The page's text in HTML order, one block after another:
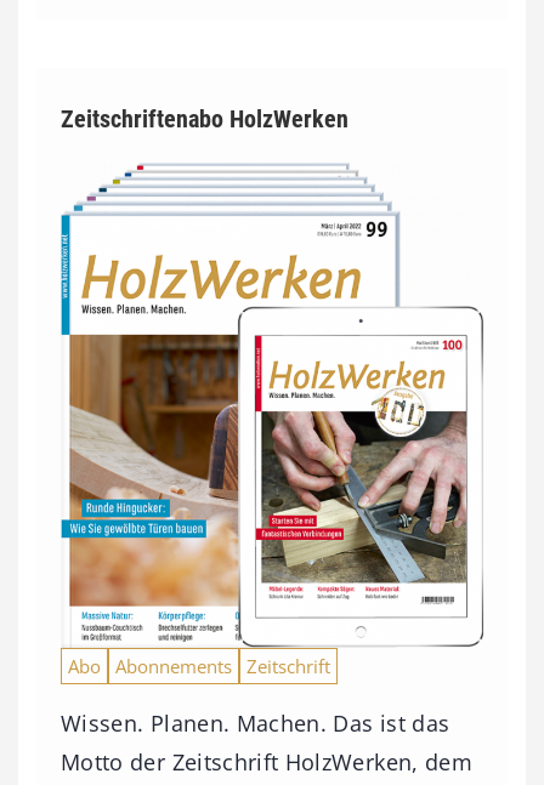
Zeitschriftenabo HolzWerken
Abo Abonnements Zeitschrift
Wissen. Planen. Machen. Das ist das
Motto der Zeitschrift HolzWerken, dem